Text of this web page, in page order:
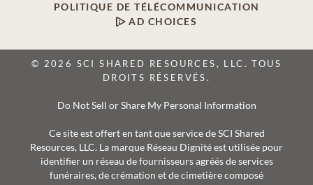
POLITIQUE DE TÉLÉCOMMUNICATION
AD CHOICES
© 2026 SCI SHARED RESOURCES, LLC. TOUS
DROITS RÉSERVÉS.
Do Not Sell or Share My Personal Information
Ce site est offert en tant que service de SCI Shared
Resources, LLC. La marque Réseau Dignité est utilisée pour
identifier un réseau de fournisseurs agréés de services
funéraires, de crémation et de cimetière composé